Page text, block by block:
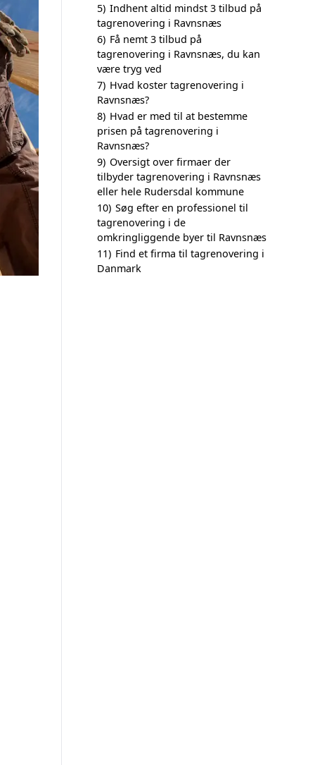
5) Indhent altid mindst 3 tilbud på
tagrenovering i Ravnsnæs
6) Få nemt 3 tilbud på
tagrenovering i Ravnsnæs, du kan
være tryg ved
7) Hvad koster tagrenovering i
Ravnsnæs?
8) Hvad er med til at bestemme
prisen på tagrenovering i
Ravnsnæs?
9) Oversigt over firmaer der
tilbyder tagrenovering i Ravnsnæs
eller hele Rudersdal kommune
10) Søg efter en professionel til
tagrenovering i de
omkringliggende byer til Ravnsnæs
11) Find et firma til tagrenovering i
Danmark